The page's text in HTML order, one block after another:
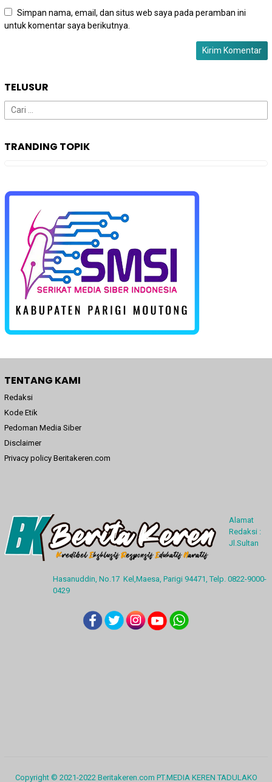
Simpan nama, email, dan situs web saya pada peramban ini
untuk komentar saya berikutnya.
TELUSUR
Cari
untuk:
TRANDING TOPIK
TENTANG KAMI
Redaksi
Kode Etik
Pedoman Media Siber
Disclaimer
Privacy policy Beritakeren.com
Alamat
Redaksi :
Jl.Sultan
Hasanuddin, No.17 Kel,Maesa, Parigi 94471, Telp. 0822-9000-
0429
Copyright © 2021-2022 Beritakeren.com PT.MEDIA KEREN TADULAKO